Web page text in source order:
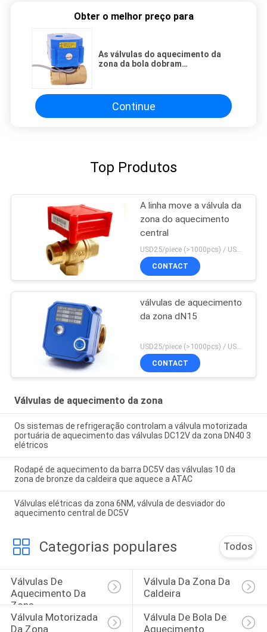
Obter o melhor preço para
As válvulas do aquecimento da
zona da bola dobram
Continue
Top Produtos
A linha move a válvula da
zona do aquecimento
central
CONTACT
válvulas de aquecimento
da zona dN15
CONTACT
Válvulas de aquecimento da zona
Os sistemas de refrigeração controlam a válvula motorizada
portuária de aquecimento das válvulas DC12V da zona DN40 3
elétricos
Rodapé de aquecimento da barra DC5V das válvulas 10 da
zona de bronze da caldeira que aquece a ATAC
Válvulas elétricas da zona 6NM, válvula de desviador do
aquecimento central de DC5V
Categorias populares Todos
Válvulas De
Aquecimento Da
Zona
Válvula Da Zona Da
Caldeira
Válvula Motorizada
Da Zona
Válvula De Bola De
Aquecimento